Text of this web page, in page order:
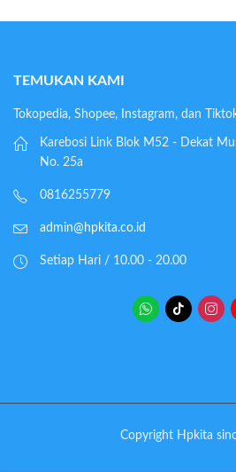
TEMUKAN KAMI
Tokopedia, Shopee, Instagram, dan
Karebosi Link Blok M52 - Dekat
No. 25a
0816255779
admin@hpkita.co.id
Setiap Hari / 10.00 - 20.00
Copyright Hpkita